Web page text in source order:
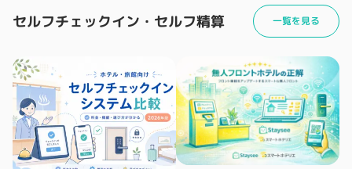
セルフチェックイン・セルフ精算 一覧を見る